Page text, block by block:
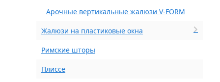
Арочные вертикальные жалюзи V-FORM
Жалюзи на пластиковые окна
Римские шторы
Плиссе